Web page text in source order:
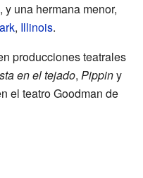
una hermana menor,
, Illinois.
producciones teatrales
en el tejado, Pippiny
el teatro Goodman de